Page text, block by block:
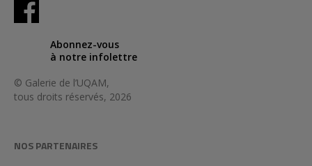
Abonnez-vous
à notre infolettre
© Galerie de l’UQAM,
tous droits réservés, 2026
NOS PARTENAIRES